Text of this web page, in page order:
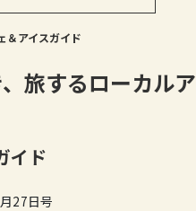
ぶ山形県ラーメン人気店
山形のそば【23選】地元民
選
わらかくする方法10選】結
＆アイスガイド
旅するローカルア
イド
27日号